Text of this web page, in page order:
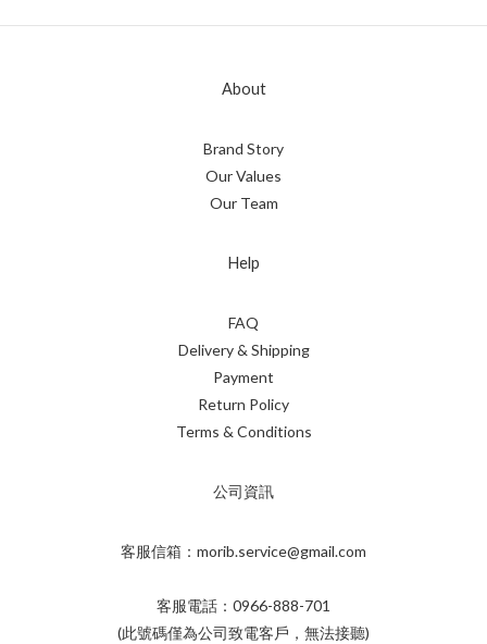
About
Brand Story
Our Values
Our Team
Help
FAQ
Delivery & Shipping
Payment
Return Policy
Terms & Conditions
公司資訊
客服信箱：morib.service@gmail.com
客服電話：0966-888-701
(此號碼僅為公司致電客戶，無法接聽)